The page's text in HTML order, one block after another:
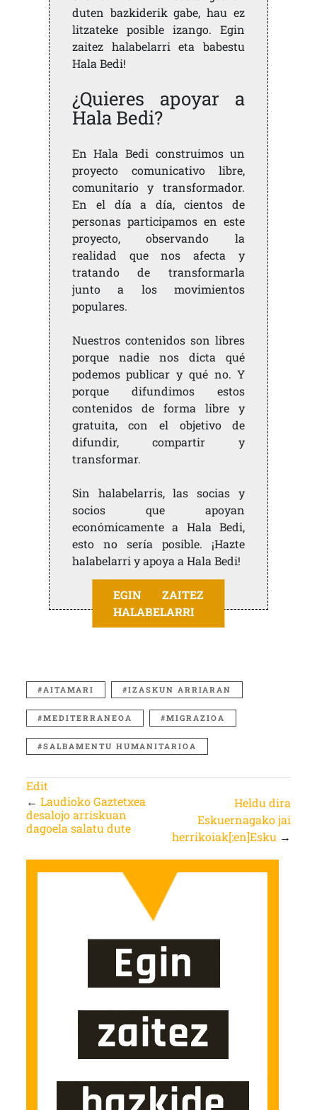
duten bazkiderik gabe, hau ez
litzateke posible izango. Egin
zaitez halabelarri eta babestu
Hala Bedi!
¿Quieres apoyar a
Hala Bedi?
En Hala Bedi construimos un
proyecto comunicativo libre,
comunitario y transformador.
En el día a día, cientos de
personas participamos en este
proyecto, observando la
realidad que nos afecta y
tratando de transformarla
junto a los movimientos
populares.
Nuestros contenidos son libres
porque nadie nos dicta qué
podemos publicar y qué no. Y
porque difundimos estos
contenidos de forma libre y
gratuita, con el objetivo de
difundir, compartir y
transformar.
Sin halabelarris, las socias y
socios que apoyan
económicamente a Hala Bedi,
esto no sería posible. ¡Hazte
halabelarri y apoya a Hala Bedi!
EGIN ZAITEZ
HALABELARRI
AITAMARI IZASKUN ARRIARAN
MEDITERRANEOA MIGRAZIOA
SALBAMENTU HUMANITARIOA
Edit
← Laudioko Gaztetxea
desalojo arriskuan
dagoela salatu dute
Heldu dira
Eskuernagako jai
herrikoiak[:en]Esku →